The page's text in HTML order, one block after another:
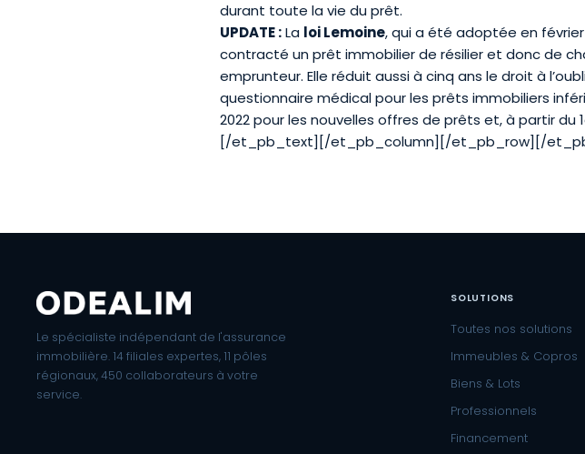
durant toute la vie du prêt.
UPDATE :La loi Lemoine, qui a été adoptée en
contracté un prêt immobilier de résilier et donc de
emprunteur. Elle réduit aussi à cinq ans le droit à
questionnaire médical pour les prêts immobiliers
2022 pour les nouvelles offres de prêts et, à partir du
[/et_pb_text][/et_pb_column][/et_pb_row][/
Le spécialiste indépendant de l'assurance
immobilière. 14 filiales expertes, 11 pôles
régionaux, 450 collaborateurs à votre
service.
SOLUTIONS
Toutes nos solutions
Immeubles & Copros
Biens & Lots
Professionnels
Financement